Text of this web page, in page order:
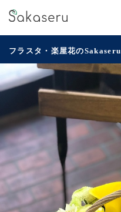
フラスタ・楽屋花のSakaseru